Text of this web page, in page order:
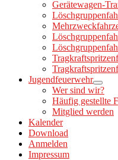
Gerätewagen-
Jugendfeuerwehr
Wer sind wir?
Häufig gestellte
Mitglied werden
Kalender
Download
Anmelden
Impressum